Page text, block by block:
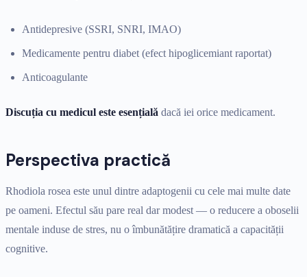
Antidepresive (SSRI, SNRI, IMAO)
Medicamente pentru diabet (efect hipoglicemiant raportat)
Anticoagulante
Discuția cu medicul este esențială dacă iei orice medicament.
Perspectiva practică
Rhodiola rosea este unul dintre adaptogenii cu cele mai multe date
pe oameni. Efectul său pare real dar modest — o reducere a oboselii
mentale induse de stres, nu o îmbunătățire dramatică a capacității
cognitive.